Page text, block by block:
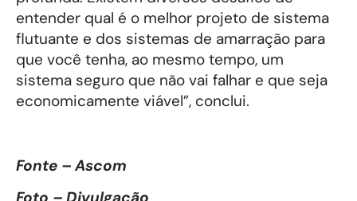
entender qual é o melhor projeto de sistema
flutuante e dos sistemas de amarração para
que você tenha, ao mesmo tempo, um
sistema seguro que não vai falhar e que seja
economicamente viável”, conclui.
Fonte – Ascom